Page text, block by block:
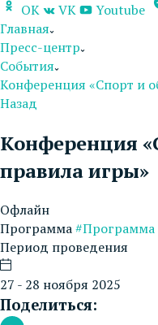
OK
VK Youtube
Главная
Пресс-центр
События
Конференция «Спорт и
Назад
Конференция
правила игры»
Офлайн
Программа#Программа
Период проведения
27 - 28 ноября 2025
Поделиться: